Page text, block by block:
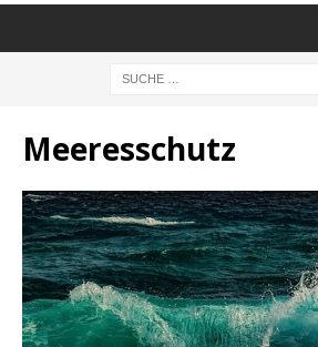
Meeresschutz